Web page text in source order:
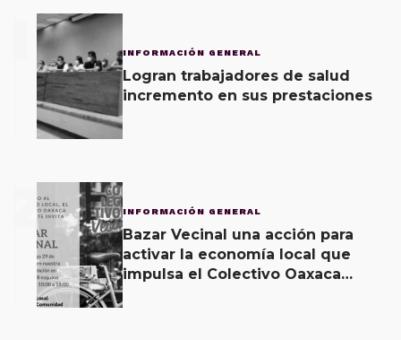
INFORMACIÓN GENERAL
Logran trabajadores de salud
incremento en sus prestaciones
2 INFORMACIÓN GENERAL
Bazar Vecinal una acción para
activar la economía local que
impulsa el Colectivo Oaxaca